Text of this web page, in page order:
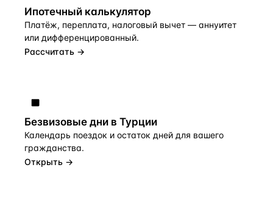
Ипотечный калькулятор
Платёж, переплата, налоговый вычет — аннуитет
или дифференцированный.
Рассчитать →
Безвизовые дни в Турции
Календарь поездок и остаток дней для вашего
гражданства.
Открыть →